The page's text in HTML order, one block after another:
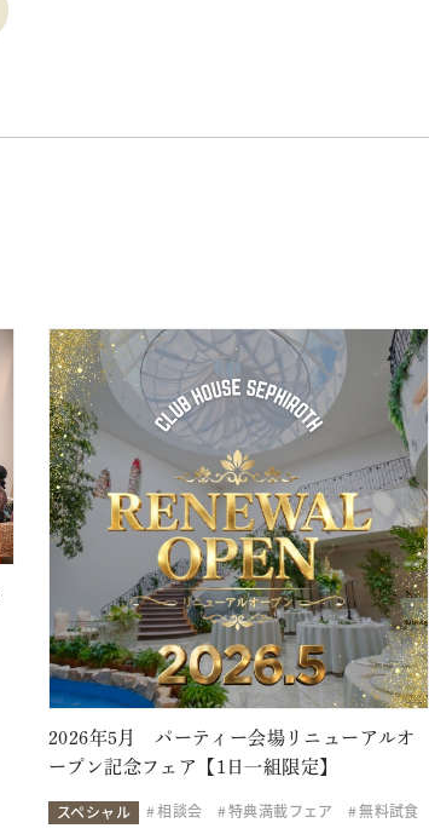
2026年5月 パーティー会場リニューアルオ
ープン記念フェア【1日一組限定】
スペシャル 相談会 特典満載フェア 無料試食